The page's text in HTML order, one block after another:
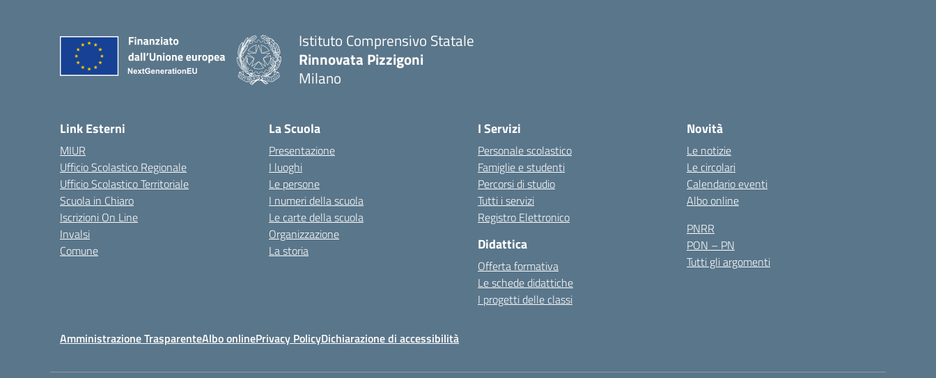
Istituto Comprensivo Statale
Rinnovata Pizzigoni
Milano
Link Esterni
MIUR
Ufficio Scolastico Regionale
Ufficio Scolastico Territoriale
Scuola in Chiaro
Iscrizioni On Line
Invalsi
Comune
La Scuola
Presentazione
I luoghi
Le persone
I numeri della scuola
Le carte della scuola
Organizzazione
La storia
I Servizi
Personale scolastico
Famiglie e studenti
Percorsi di studio
Tutti i servizi
Registro Elettronico
Didattica
Offerta formativa
Le schede didattiche
I progetti delle classi
Novità
Le notizie
Le circolari
Calendario eventi
Albo online
PNRR
PON – PN
Tutti gli argomenti
Amministrazione TrasparenteAlbo onlinePrivacy PolicyDichiarazione di accessibilità